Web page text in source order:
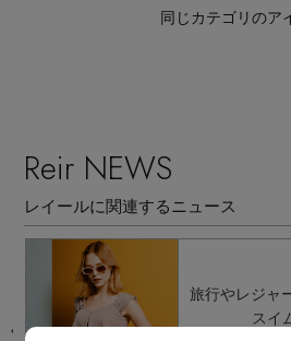
同じカテゴリのア
Reir NEWS
レイールに関連するニュース
旅行やレジャ
スイ